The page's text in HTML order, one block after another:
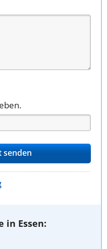
in Essen: